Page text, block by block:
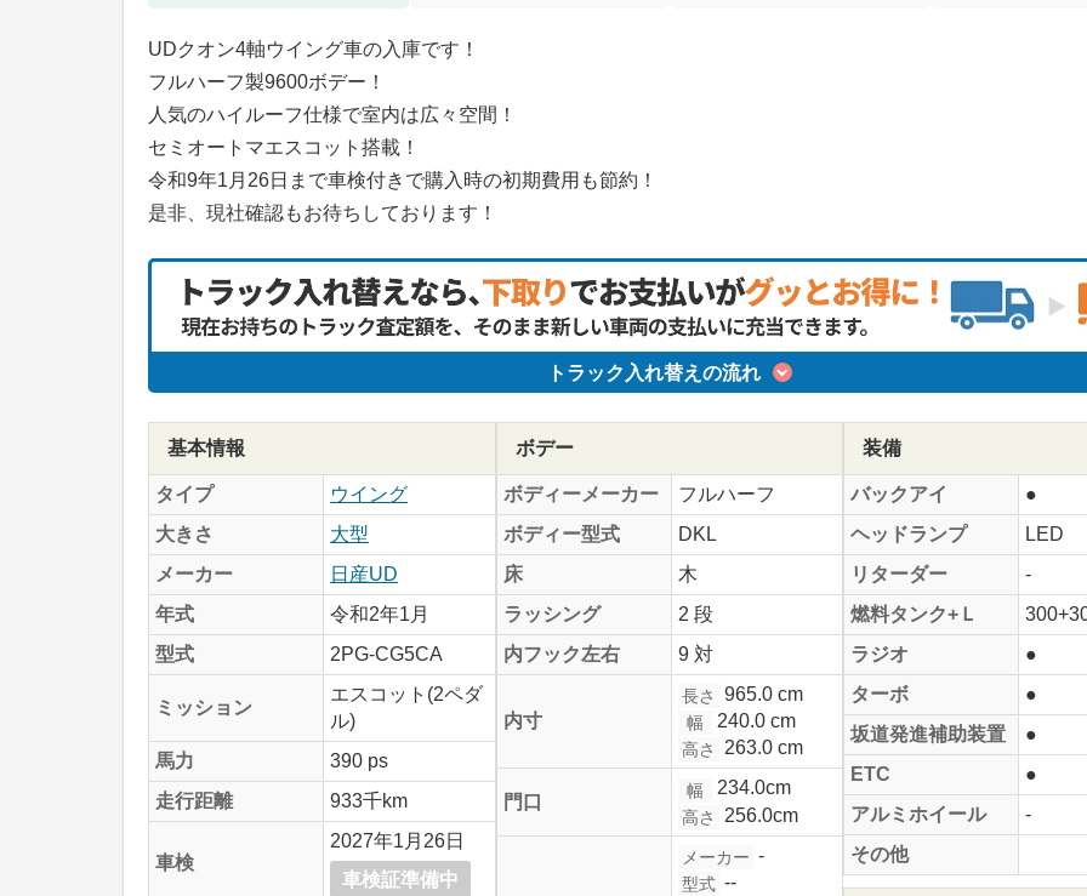
UDクオン4軸ウイング車の入庫です！
フルハーフ製9600ボデー！
人気のハイルーフ仕様で室内は広々空間！
セミオートマエスコット搭載！
令和9年1月26日まで車検付きで購入時の初期費用も節約！
是非、現社確認もお待ちしております！
トラック入れ替えの流れ
基本情報
タイプ
ウイング
大きさ
大型
メーカー
日産UD
年式
令和2年1月
型式
2PG-CG5CA
ミッション
エスコット(2ペダ
ル)
馬力
390 ps
走行距離
933千km
車検
2027年1月26日
車検証準備中
ボデー
ボディーメーカー
フルハーフ
ボディー型式
DKL
床
木
ラッシング
2 段
内フック左右
9 対
内寸
長さ 965.0 cm
幅 240.0 cm
高さ 263.0 cm
門口
幅 234.0cm
高さ 256.0cm
メーカー -
型式 --
装備
バックアイ
●
ヘッドランプ
LED
リターダー
-
燃料タンク+Ｌ
ラジオ
●
ターボ
●
坂道発進補助装置
●
ETC
●
アルミホイール
-
その他